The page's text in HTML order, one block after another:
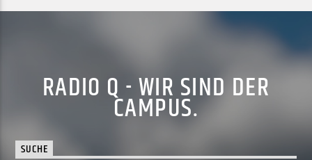
RADIO Q - WIR SIND DER
CAMPUS.
SUCHE